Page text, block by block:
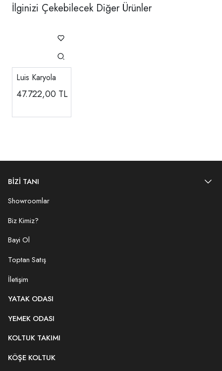
İlginizi Çekebilecek Diğer Ürünler
Luis Karyola
47.722,00 TL
BİZİ TANI
Showroomlar
Biz Kimiz?
Bayi Ol
Toptan Satış
İletişim
YATAK ODASI
YEMEK ODASI
KOLTUK TAKIMI
KÖŞE KOLTUK